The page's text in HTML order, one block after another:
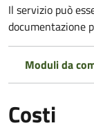
Il servizio può
documentazione
Moduli da
Costi